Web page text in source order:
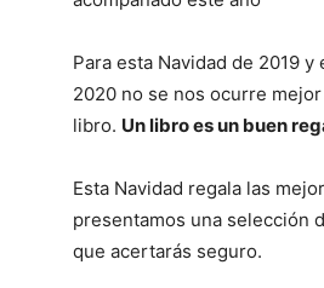
Para esta Navidad de 2019 y
2020 no se nos ocurre
libro. Un libro es un buen
Esta Navidad regala las
presentamos una selección
que acertarás seguro.